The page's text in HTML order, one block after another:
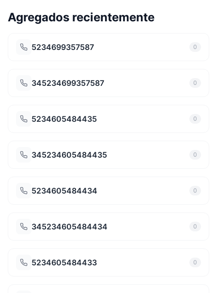
Agregados recientemente
5234699357587 0
345234699357587 0
5234605484435 0
345234605484435 0
5234605484434 0
345234605484434 0
5234605484433 0